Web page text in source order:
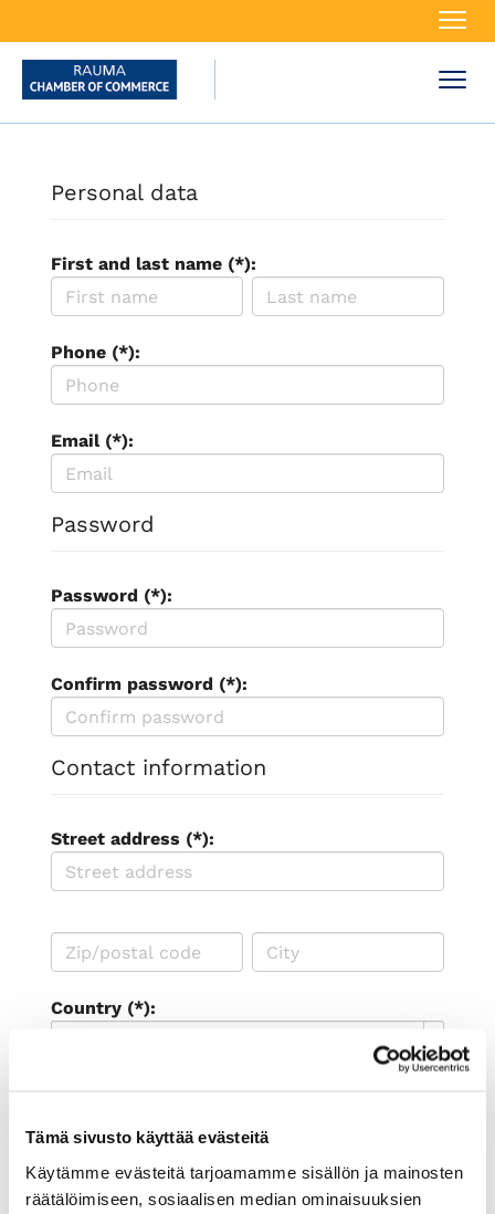
Tämä sivusto käyttää evästeitä
Käytämme evästeitä tarjoamamme sisällön ja mainosten
räätälöimiseen, sosiaalisen median ominaisuuksien
Personal data
First and last name (*):
Phone (*):
Email (*):
Password
Password (*):
Confirm password (*):
Contact information
Street address (*):
Country (*):
I'd like to receive the Rauman
kauppakamari newsletter
I accept the terms of use (*)